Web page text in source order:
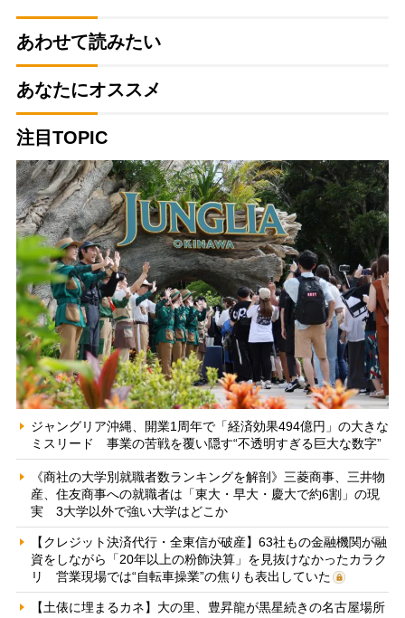
あわせて読みたい
あなたにオススメ
注目TOPIC
ジャングリア沖縄、開業1周年で「経済効果494億円」の大きな
ミスリード 事業の苦戦を覆い隠す“不透明すぎる巨大な数字”
《商社の大学別就職者数ランキングを解剖》三菱商事、三井物
産、住友商事への就職者は「東大・早大・慶大で約6割」の現
実 3大学以外で強い大学はどこか
【クレジット決済代行・全東信が破産】63社もの金融機関が融
資をしながら「20年以上の粉飾決算」を見抜けなかったカラク
リ 営業現場では“自転車操業”の焦りも表出していた
【土俵に埋まるカネ】大の里、豊昇龍が黒星続きの名古屋場所